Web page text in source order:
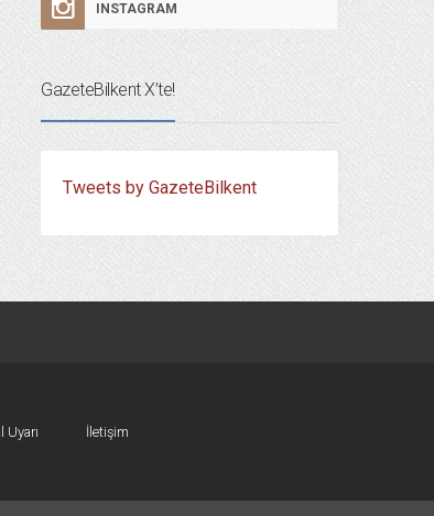
INSTAGRAM
GazeteBilkent X’te!
Tweets by GazeteBilkent
Uyarı İletişim